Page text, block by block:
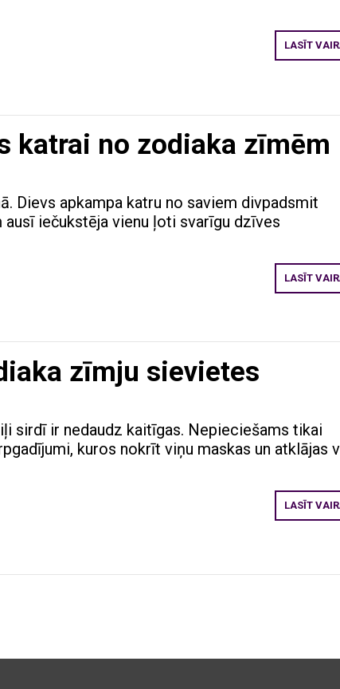
LASĪT
katrai no zodiaka zīmēm
Dievs apkampa katru no saviem divpadsmit
ausī iečukstēja vienu ļoti svarīgu dzīves
LASĪT
zīmju sievietes
sirdī ir nedaudz kaitīgas. Nepieciešams tikai
kuros nokrīt viņu maskas un atklājas
LASĪT